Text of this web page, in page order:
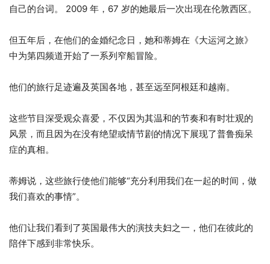
自己的台词。 2009 年，67 岁的她最后一次出现在伦敦西区。
但五年后，在他们的金婚纪念日，她和蒂姆在《大运河之旅》
中为第四频道开始了一系列窄船冒险。
他们的旅行足迹遍及英国各地，甚至远至阿根廷和越南。
这些节目深受观众喜爱，不仅因为其温和的节奏和有时壮观的
风景，而且因为在没有绝望或情节剧的情况下展现了普鲁痴呆
症的真相。
蒂姆说，这些旅行使他们能够“充分利用我们在一起的时间，做
我们喜欢的事情”。
他们让我们看到了英国最伟大的演技夫妇之一，他们在彼此的
陪伴下感到非常快乐。